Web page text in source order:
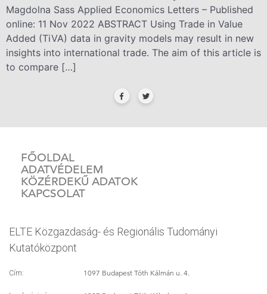
Magdolna Sass Applied Economics Letters – Published
online: 11 Nov 2022 ABSTRACT Using Trade in Value
Added (TiVA) data in gravity models may result in new
insights into international trade. The aim of this article is
to compare […]
FŐOLDAL
ADATVÉDELEM
KÖZÉRDEKŰ ADATOK
KAPCSOLAT
ELTE Közgazdaság- és Regionális Tudományi
Kutatóközpont
Cím: 1097 Budapest Tóth Kálmán u. 4.